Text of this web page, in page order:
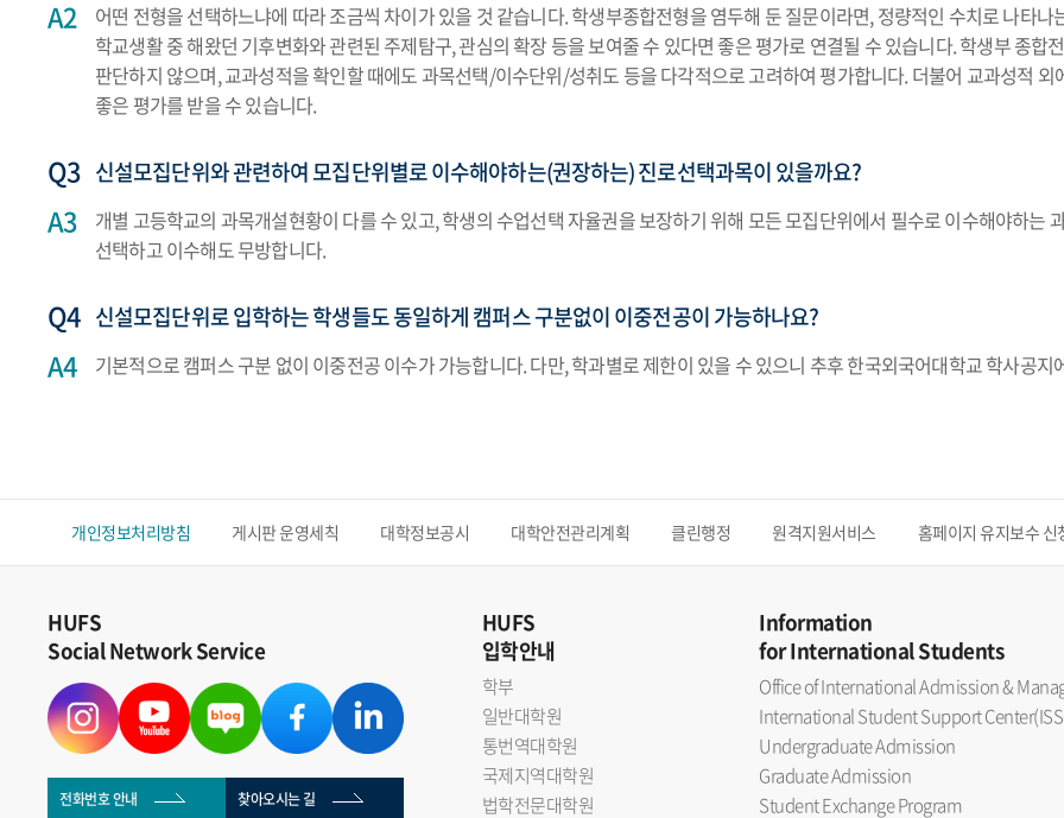
어떤 전형을 선택하느냐에 따라 조금씩 차이가 있을 것 같습니다. 학생부종합전형을 염두해 둔 질문이라면, 정량적인 수치로 나타
학교생활 중 해왔던 기후변화와 관련된 주제탐구, 관심의 확장 등을 보여줄 수 있다면 좋은 평가로 연결될 수 있습니다. 학생부 종
판단하지 않으며, 교과성적을 확인할 때에도 과목선택/이수단위/성취도 등을 다각적으로 고려하여 평가합니다. 더불어 교과성적
좋은 평가를 받을 수 있습니다.
신설모집단위와 관련하여 모집단위별로 이수해야하는(권장하는) 진로선택과목이 있을까요?
개별 고등학교의 과목개설현황이 다를 수 있고, 학생의 수업선택 자율권을 보장하기 위해 모든 모집단위에서 필수로 이수해야하는
선택하고 이수해도 무방합니다.
신설모집단위로 입학하는 학생들도 동일하게 캠퍼스 구분없이 이중전공이 가능하나요?
기본적으로 캠퍼스 구분 없이 이중전공 이수가 가능합니다. 다만, 학과별로 제한이 있을 수 있으니 추후 한국외국어대학교 학사공
개인정보처리방침 게시판 운영세칙 대학정보공시 대학안전관리계획 클린행정 원격지원서비스 홈페이지 유지보수 신
HUFS
Social Network Service
전화번호 안내 찾아오시는 길
HUFS
입학안내
학부
일반대학원
통번역대학원
국제지역대학원
법학전문대학원
Information
for International Students
Office of International Admission &
International Student Support
Undergraduate Admission
Graduate Admission
Student Exchange Program